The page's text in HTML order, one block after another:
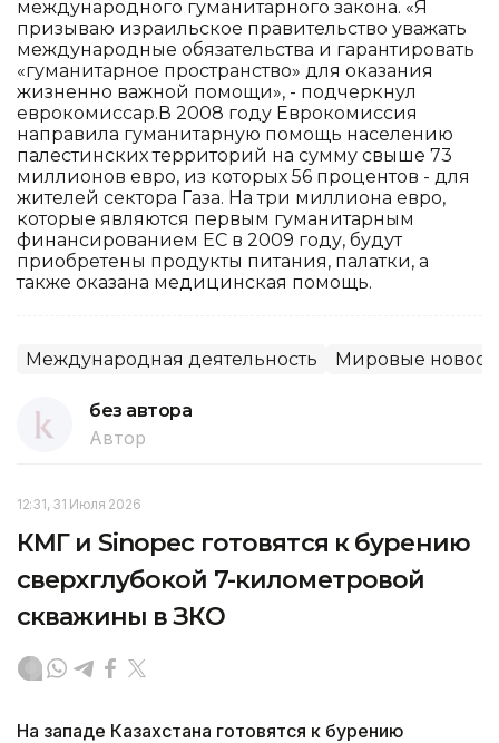
международного гуманитарного закона. «Я
призываю израильское правительство уважать
международные обязательства и гарантировать
«гуманитарное пространство» для оказания
жизненно важной помощи», - подчеркнул
еврокомиссар.В 2008 году Еврокомиссия
направила гуманитарную помощь населению
палестинских территорий на сумму свыше 73
миллионов евро, из которых 56 процентов - для
жителей сектора Газа. На три миллиона евро,
которые являются первым гуманитарным
финансированием ЕС в 2009 году, будут
приобретены продукты питания, палатки, а
также оказана медицинская помощь.
Международная деятельность Мировые
без автора
Автор
12:31, 31 Июля 2026
КМГ и Sinopec готовятся к бурению
сверхглубокой 7-километровой
скважины в ЗКО
На западе Казахстана готовятся к бурению